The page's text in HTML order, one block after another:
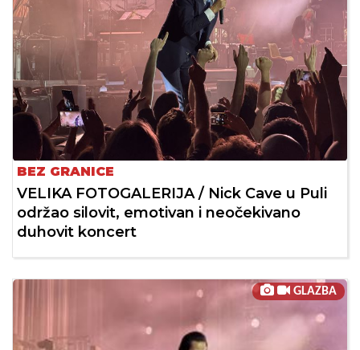
BEZ GRANICE
VELIKA FOTOGALERIJA / Nick Cave u Puli
održao silovit, emotivan i neočekivano
duhovit koncert
GLAZBA